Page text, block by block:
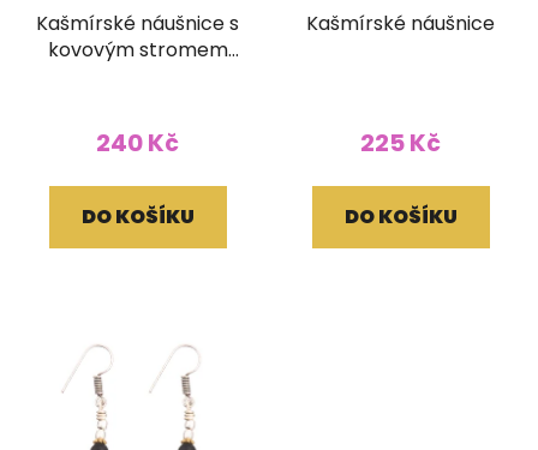
Kašmírské náušnice s
kovovým stromem
240 Kč
DO KOŠÍKU
Kašmírské náušnice
225 Kč
DO KOŠÍKU